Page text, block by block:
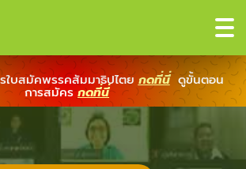
ใบสมัคพรรคสัมมาธิปไตย กดที่นี่ ดูขั้นตอน
การสมัครกดที่นี่